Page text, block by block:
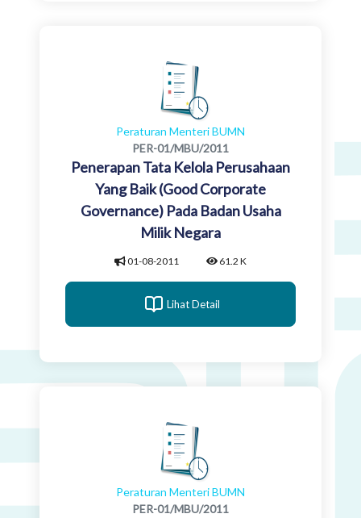
Peraturan Menteri BUMN
PER-01/MBU/2011
Penerapan Tata Kelola Perusahaan
Yang Baik (Good Corporate
Governance) Pada Badan Usaha
Milik Negara
01-08-2011 61.2 K
Lihat Detail
Peraturan Menteri BUMN
PER-01/MBU/2011